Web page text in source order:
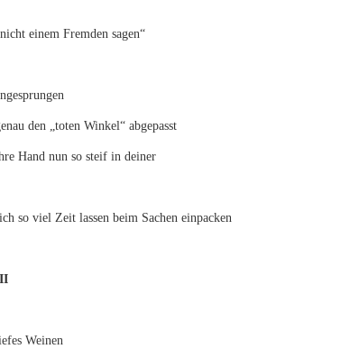
einem Fremden sagen“
den „toten Winkel“ abgepasst
Hand nun so steif in deiner
so viel Zeit lassen beim Sachen einpacken
Weinen